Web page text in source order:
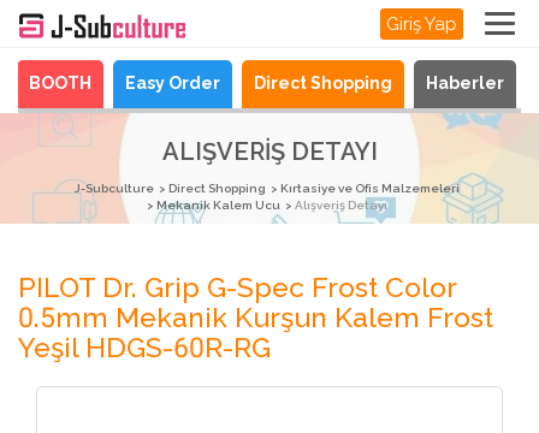
Giriş Yap
BOOTH Easy Order Direct Shopping Haberler
ALIŞVERIŞ DETAYI
J-Subculture Direct Shopping
Kırtasiye ve Ofis Malzemeleri
Mekanik Kalem Ucu
Alışveriş Detayı
PILOT Dr. Grip G-Spec Frost Color
0.5mm Mekanik Kurşun Kalem Frost
Yeşil HDGS-60R-RG